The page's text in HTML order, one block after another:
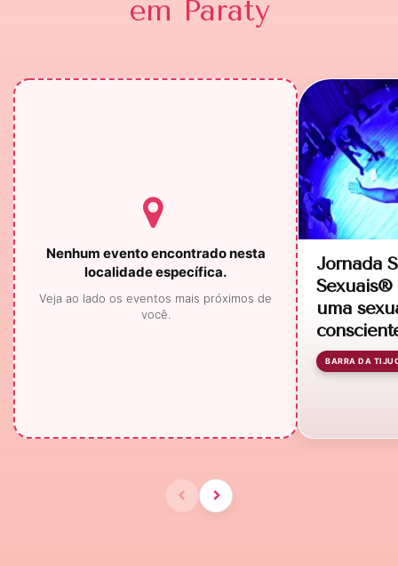
em Paraty
Nenhum evento encontrado nesta
localidade específica.
Veja ao lado os eventos mais próximos de
você.
Jornada
Sexuais®
uma
BARRA DA